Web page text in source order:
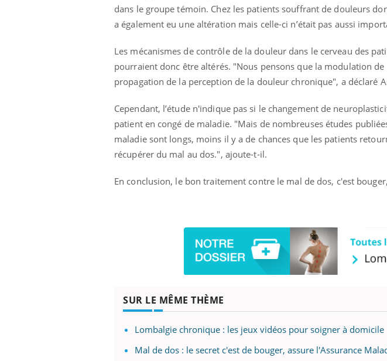
dans le groupe témoin. Chez les patients souffrant de douleurs
a également eu une altération mais celle-ci n’était pas aussi
Les mécanismes de contrôle de la douleur dans le cerveau des
pourraient donc être altérés. "Nous pensons que la modulation
propagation de la perception de la douleur chronique", a déclaré
Cependant, l’étude n'indique pas si le changement de
patient en congé de maladie. "Mais de nombreuses études
maladie sont longs, moins il y a de chances que les patients
récupérer du mal au dos.", ajoute-t-il.
En conclusion, le bon traitement contre le mal de dos, c'est
SUR LE MÊME THÈME
Lombalgie chronique : les jeux vidéos pour soigner à domicile
Mal de dos : le secret c'est de bouger, assure l'Assurance